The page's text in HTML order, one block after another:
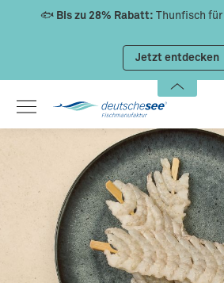
Zum Hauptinhalt springen
🐟 Bis zu 28% Rabatt: Thunfisch
Jetzt entdecken